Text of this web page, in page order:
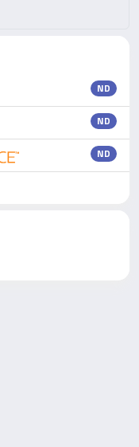
ND
ND
ND